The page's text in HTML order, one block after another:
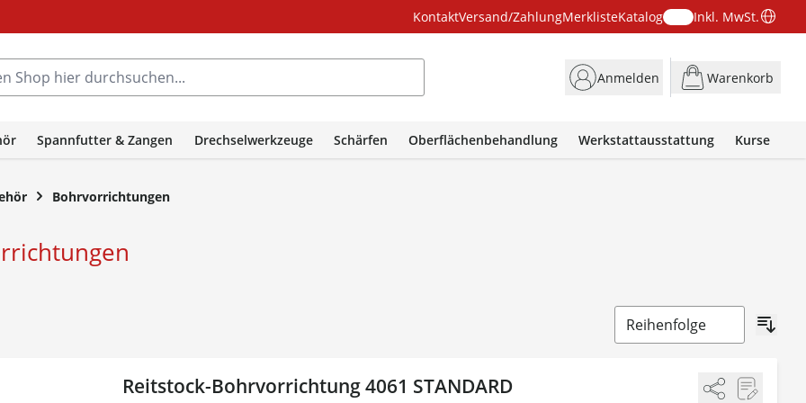
KontaktVersand/ZahlungMerklisteKatalog Inkl. MwSt.
hier durchsuchen...
Anmelden Warenkorb
Spannfutter & Zangen Drechselwerkzeuge Schärfen Oberflächenbehandlung Werkstattausstattung Kurse
Bohrvorrichtungen
Reitstock-Bohrvorrichtung 4061 STANDARD